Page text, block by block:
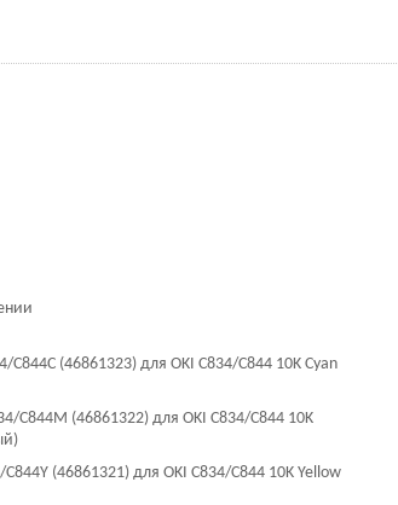
(46861323) для OKI C834/C844 10K Cyan
C844M (46861322) для OKI C834/C844 10K
(46861321) для OKI C834/C844 10K Yellow